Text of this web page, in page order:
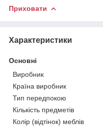
Приховати
Характеристики
Основні
Виробник
Країна виробник
Тип передпокою
Кількість предметів
Колір (відтінок) меблів